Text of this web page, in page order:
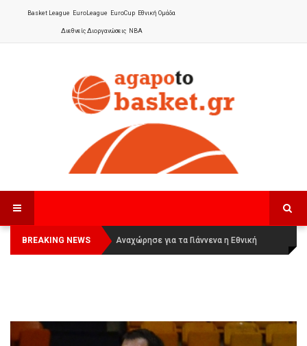
Basket League EuroLeague EuroCup Εθνική Ομάδα
Διεθνείς Διοργανώσεις NBA
BREAKING NEWS
Οι Πάνθηρες Καβάλας στην Women
Basketball League 1
Αναχώρησε για τα Γιάννενα η Εθνική
Γυναικών: